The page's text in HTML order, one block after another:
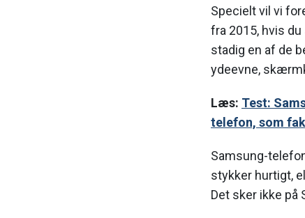
Specielt vil vi
fra 2015, hvis
stadig en af de
ydeevne,
Læs: Test:
telefon, som
Samsung-
stykker hurtigt,
Det sker ikke på